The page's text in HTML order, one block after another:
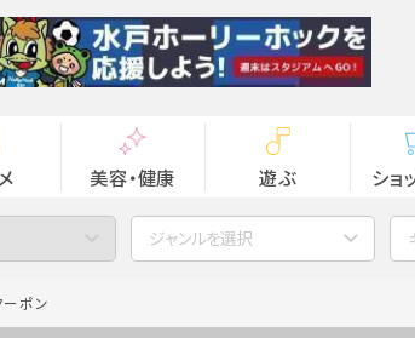
美容・健康 遊ぶ ショ
ジャンルを選択
ーポン